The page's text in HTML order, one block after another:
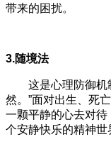
带来的困扰。
3.随境法
这是心理防御机制
然。”面对出生、死
一颗平静的心去对
个安静快乐的精神世